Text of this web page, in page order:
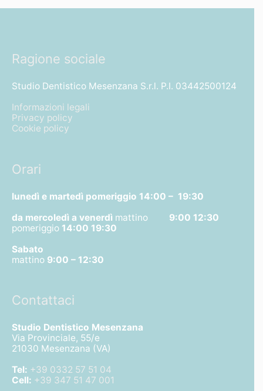
Ragione sociale
Studio Dentistico Mesenzana S.r.l. P.I. 03442500124
Informazioni legali
Privacy policy
Cookie policy
Orari
lunedì e martedì pomeriggio 14:00 – 19:30
da mercoledì a venerdì mattino 9:00 12:30
pomeriggio 14:00 19:30
Sabato
mattino 9:00 – 12:30
Contattaci
Studio Dentistico Mesenzana
Via Provinciale, 55/e
21030 Mesenzana (VA)
Tel: +39 0332 57 51 04
Cell: +39 347 51 47 001